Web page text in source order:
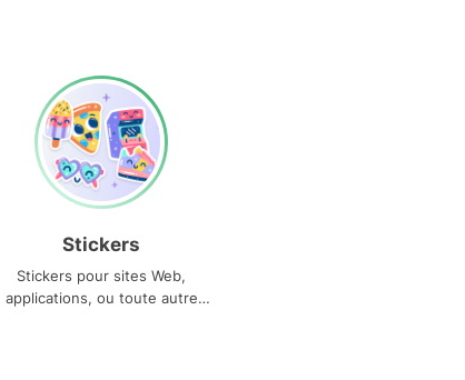
Stickers
Stickers pour sites Web,
applications, ou toute autre